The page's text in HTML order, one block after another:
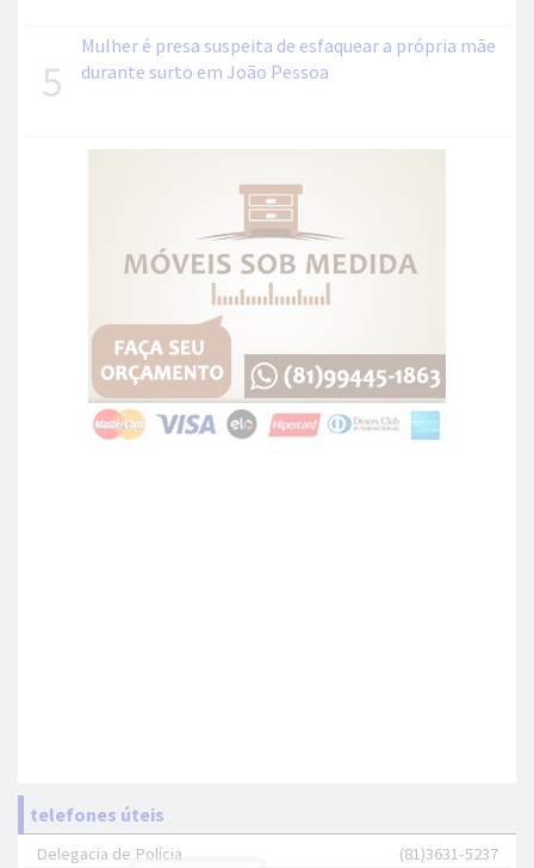
5
Mulher é presa suspeita de esfaquear a própria mãe
durante surto em João Pessoa
telefones úteis
Delegacia de Polícia
(81)3631-5237